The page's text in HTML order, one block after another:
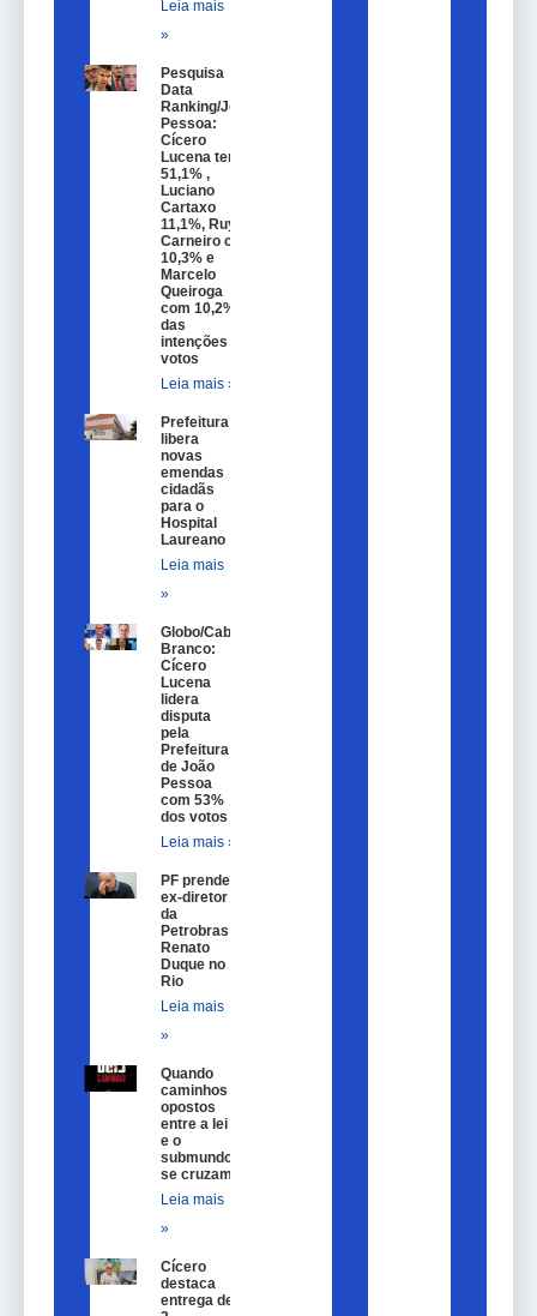
Leia mais
»
Pesquisa
Data
Ranking/João
Pessoa:
Cícero
Lucena tem
51,1% ,
Luciano
Cartaxo
11,1%, Ruy
Carneiro com
10,3% e
Marcelo
Queiroga
com 10,2%
das
intenções de
votos
Leia mais »
Prefeitura
libera
novas
emendas
cidadãs
para o
Hospital
Laureano
Leia mais
»
Globo/Cabo
Branco:
Cícero
Lucena
lidera
disputa
pela
Prefeitura
de João
Pessoa
com 53%
dos votos
Leia mais »
PF prende
ex-diretor
da
Petrobras
Renato
Duque no
Rio
Leia mais
»
Quando
caminhos
opostos
entre a lei
e o
submundo
se cruzam
Leia mais
»
Cícero
destaca
entrega de